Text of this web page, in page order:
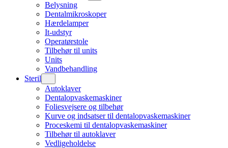
Belysning
Dentalmikroskoper
Hærdelamper
It-udstyr
Operatørstole
Tilbehør til units
Units
Vandbehandling
Steril
Autoklaver
Dentalopvaskemaskiner
Foliesvejsere og tilbehør
Kurve og indsatser til dentalopvaskemaskiner
Proceskemi til dentalopvaskemaskiner
Tilbehør til autoklaver
Vedligeholdelse